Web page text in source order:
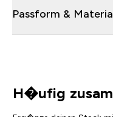
Passform &
H�ufig